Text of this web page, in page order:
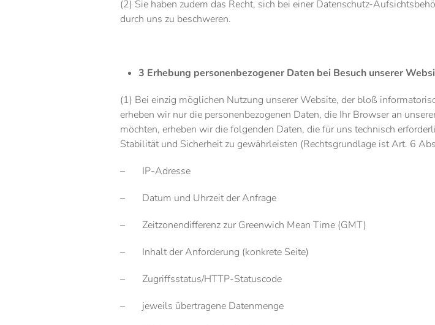
(2) Sie haben zudem das Recht, sich bei einer Datenschutz-
durch uns zu beschweren.
3 Erhebung personenbezogener Daten bei Besuch unserer
(1) Bei einzig möglichen Nutzung unserer Website, der bloß
erheben wir nur die personenbezogenen Daten, die Ihr Browser an
möchten, erheben wir die folgenden Daten, die für uns technisch
Stabilität und Sicherheit zu gewährleisten (Rechtsgrundlage ist Art. 6
– IP-Adresse
– Datum und Uhrzeit der Anfrage
– Zeitzonendifferenz zur Greenwich Mean Time (GMT)
– Inhalt der Anforderung (konkrete Seite)
– Zugriffsstatus/HTTP-Statuscode
– jeweils übertragene Datenmenge